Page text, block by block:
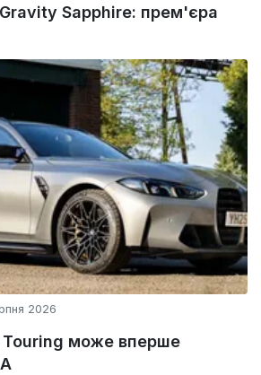
Sapphire: прем'єра
2026
Touring може вперше